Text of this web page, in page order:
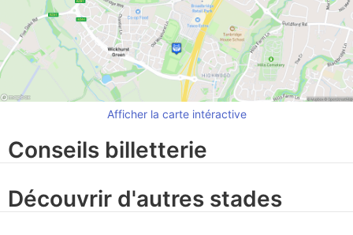
Afficher la carte intéractive
Conseils billetterie
Découvrir d'autres stades